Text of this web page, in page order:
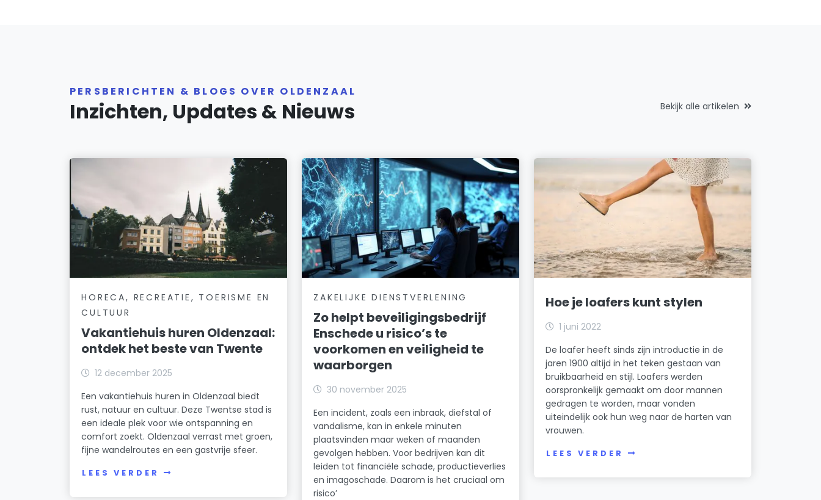
PERSBERICHTEN & BLOGS OVER OLDENZAAL
Inzichten, Updates & Nieuws Bekijk alle artikelen
HORECA, RECREATIE, TOERISME EN
CULTUUR
Vakantiehuis huren Oldenzaal:
ontdek het beste van Twente
12 december 2025
Een vakantiehuis huren in Oldenzaal biedt
rust, natuur en cultuur. Deze Twentse stad is
een ideale plek voor wie ontspanning en
comfort zoekt. Oldenzaal verrast met groen,
fijne wandelroutes en een gastvrije sfeer.
LEES VERDER
ZAKELIJKE DIENSTVERLENING
Zo helpt beveiligingsbedrijf
Enschede u risico’s te
voorkomen en veiligheid te
waarborgen
30 november 2025
Een incident, zoals een inbraak, diefstal of
vandalisme, kan in enkele minuten
plaatsvinden maar weken of maanden
gevolgen hebben. Voor bedrijven kan dit
leiden tot financiële schade, productieverlies
en imagoschade. Daarom is het cruciaal om
risico’
Hoe je loafers kunt stylen
1 juni 2022
De loafer heeft sinds zijn introductie in de
jaren 1900 altijd in het teken gestaan van
bruikbaarheid en stijl. Loafers werden
oorspronkelijk gemaakt om door mannen
gedragen te worden, maar vonden
uiteindelijk ook hun weg naar de harten van
vrouwen.
LEES VERDER